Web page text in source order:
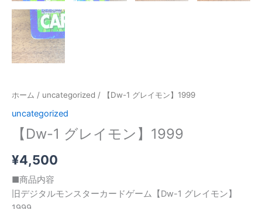
ホーム / uncategorized / 【Dw-1 グレイモン】1999
uncategorized
【Dw-1 グレイモン】1999
¥4,500
■商品内容
旧デジタルモンスターカードゲーム【Dw-1 グレイモン】